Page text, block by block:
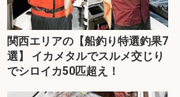
関西エリアの【船釣り特選釣果7
選】 イカメタルでスルメ交じり
でシロイカ50匹超え！